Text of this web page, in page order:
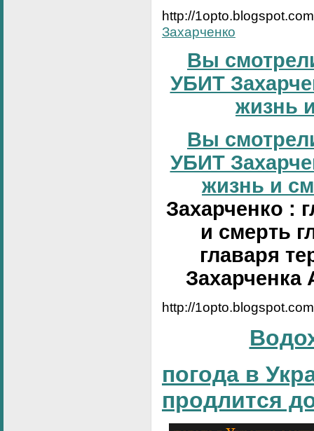
http://
Захарченко
Вы
УБИТ
жизнь
Вы
УБИТ
жизнь и
Захарченко :
и смерть
главаря
Захарченка
http://
погода в
продлится